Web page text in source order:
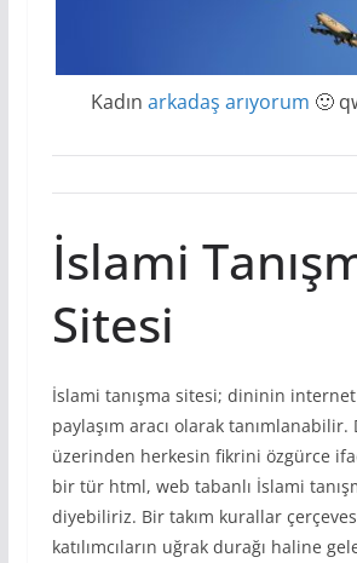
Kadın arkadaş arıyorum 🙂
İslami
Sitesi
İslami tanışma sitesi; dininin
paylaşım aracı olarak
üzerinden herkesin fikrini özgürce
bir tür html, web tabanlı İslami
diyebiliriz. Bir takım kurallar
katılımcıların uğrak durağı haline